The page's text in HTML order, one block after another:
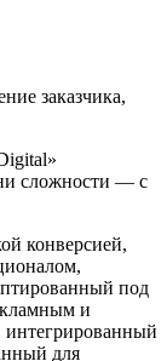
заказчика,
сложности — с
конверсией,
под
и
интегрированный
для